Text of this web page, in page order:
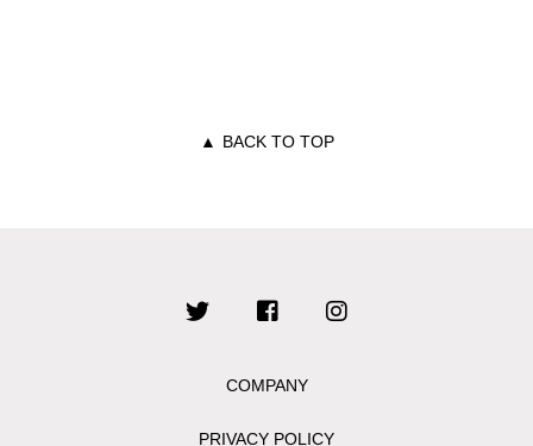
▲ BACK TO TOP
COMPANY
PRIVACY POLICY